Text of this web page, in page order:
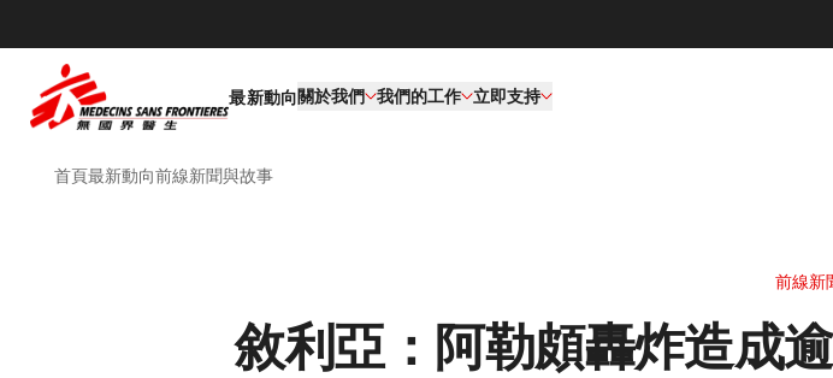
最新動向關於我們 我們的工作​ 立即支持
首頁最新動向前線新聞與故事
前線新
敘利亞：阿勒頗轟炸造成